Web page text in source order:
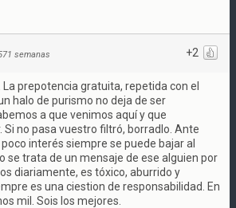
+2
semanas
prepotencia gratuita, repetida con el
halo de purismo no deja de ser
a que venimos aquí y que
no pasa vuestro filtró, borradlo. Ante
interés siempre se puede bajar al
se trata de un mensaje de ese alguien por
diariamente, es tóxico, aburrido y
es una ciestion de responsabilidad. En
mil. Sois los mejores.